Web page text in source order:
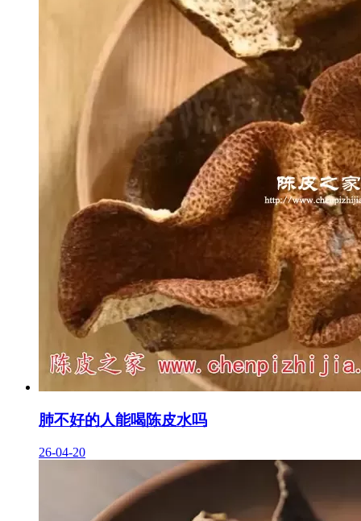
肺不好的人能喝陈皮水吗
26-04-20